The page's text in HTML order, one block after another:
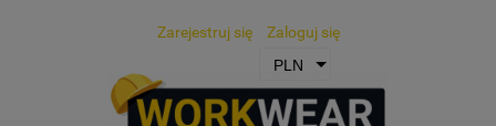
Zarejestruj się Zaloguj się